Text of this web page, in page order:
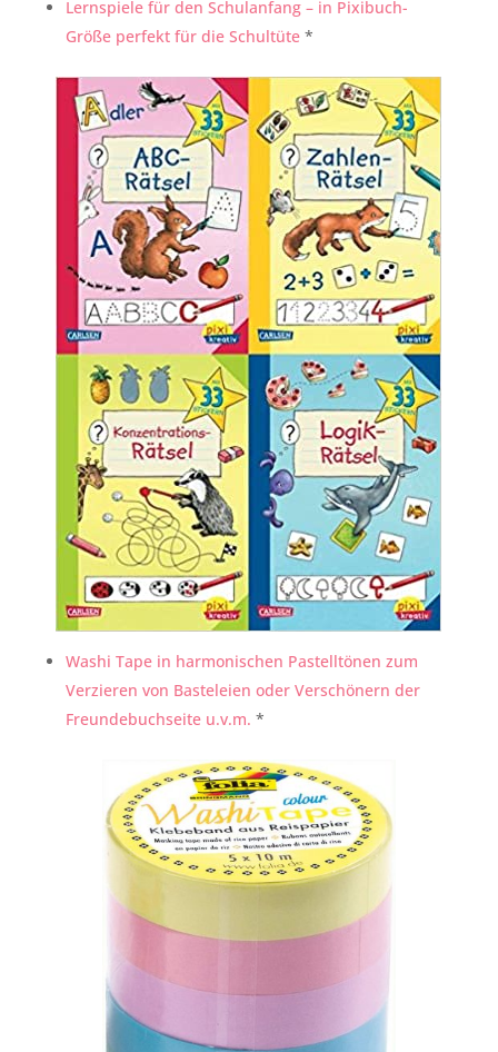
Lernspiele für den Schulanfang – in Pixibuch-
Größe perfekt für die Schultüte*
Washi Tape in harmonischen Pastelltönen zum
Verzieren von Basteleien oder Verschönern der
Freundebuchseite u.v.m. *